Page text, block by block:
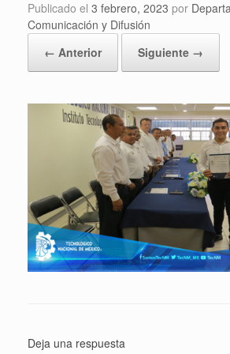
Publicado el 3 febrero, 2023 por
Comunicación y Difusión
← Anterior
Siguiente →
Deja una respuesta